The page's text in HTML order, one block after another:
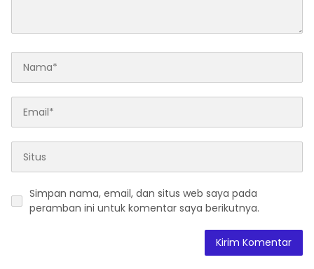
Simpan nama, email, dan situs web saya pada
peramban ini untuk komentar saya berikutnya.